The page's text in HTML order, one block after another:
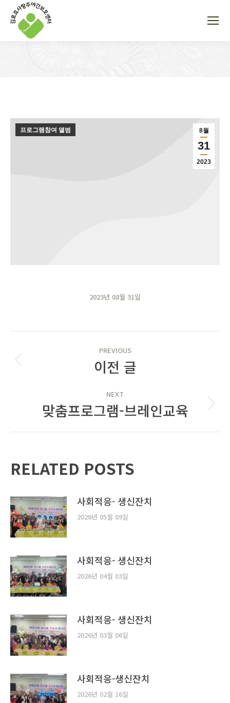
8월
31
2023
프로그램참여 앨범
2023년 08월 31일
NAVIGATION
PREVIOUS
Previous
이전 글
NEXT
Next
맞춤프로그램-브레인교육
RELATED POSTS
사회적응- 생신잔치
2026년 05월 09일
사회적응- 생신잔치
2026년 04월 03일
사회적응- 생신잔치
2026년 03월 06일
사회적응-생신잔치
2026년 02월 16일